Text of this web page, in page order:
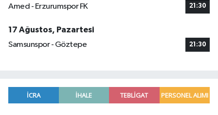
Amed - Erzurumspor FK 21:30
17 Ağustos, Pazartesi
Samsunspor - Göztepe
21:30